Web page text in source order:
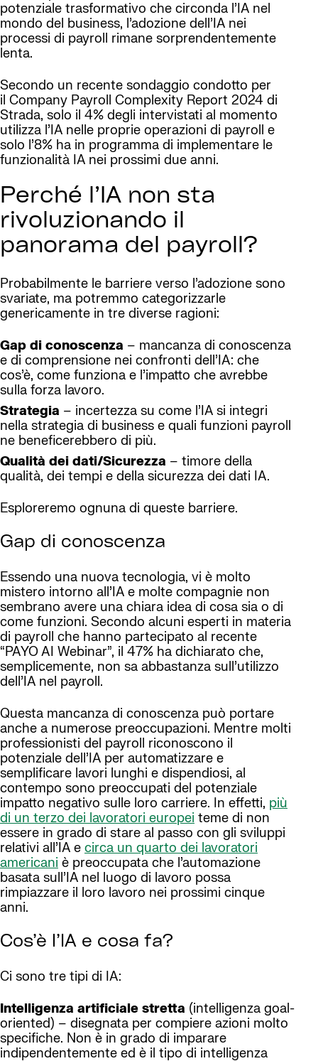
potenziale trasformativo che circonda l’IA nel
mondo del business, l’adozione dell’IA nei
processi di payroll rimane sorprendentemente
lenta.
Secondo un recente sondaggio condotto per
il Company Payroll Complexity Report 2024 di
Strada, solo il 4% degli intervistati al momento
utilizza l’IA nelle proprie operazioni di payroll e
solo l’8% ha in programma di implementare le
funzionalità IA nei prossimi due anni.
Perché l’IA non sta
rivoluzionando il
panorama del payroll?
Probabilmente le barriere verso l’adozione sono
svariate, ma potremmo categorizzarle
genericamente in tre diverse ragioni:
Gap di conoscenza – mancanza di conoscenza
e di comprensione nei confronti dell’IA: che
cos’è, come funziona e l’impatto che avrebbe
sulla forza lavoro.
Strategia – incertezza su come l’IA si integri
nella strategia di business e quali funzioni payroll
ne beneficerebbero di più.
Qualità dei dati/Sicurezza – timore della
qualità, dei tempi e della sicurezza dei dati IA.
Esploreremo ognuna di queste barriere.
Gap di conoscenza
Essendo una nuova tecnologia, vi è molto
mistero intorno all’IA e molte compagnie non
sembrano avere una chiara idea di cosa sia o di
come funzioni. Secondo alcuni esperti in materia
di payroll che hanno partecipato al recente
“PAYO AI Webinar”, il 47% ha dichiarato che,
semplicemente, non sa abbastanza sull’utilizzo
dell’IA nel payroll.
Questa mancanza di conoscenza può portare
anche a numerose preoccupazioni. Mentre molti
professionisti del payroll riconoscono il
potenziale dell’IA per automatizzare e
semplificare lavori lunghi e dispendiosi, al
contempo sono preoccupati del potenziale
impatto negativo sulle loro carriere. In effetti, più
di un terzo dei lavoratori europei teme di non
essere in grado di stare al passo con gli sviluppi
relativi all’IA e circa un quarto dei lavoratori
americani è preoccupata che l’automazione
basata sull’IA nel luogo di lavoro possa
rimpiazzare il loro lavoro nei prossimi cinque
anni.
Cos’è l’IA e cosa fa?
Ci sono tre tipi di IA:
Intelligenza artificiale stretta (intelligenza goal-
oriented) – disegnata per compiere azioni molto
specifiche. Non è in grado di imparare
indipendentemente ed è il tipo di intelligenza